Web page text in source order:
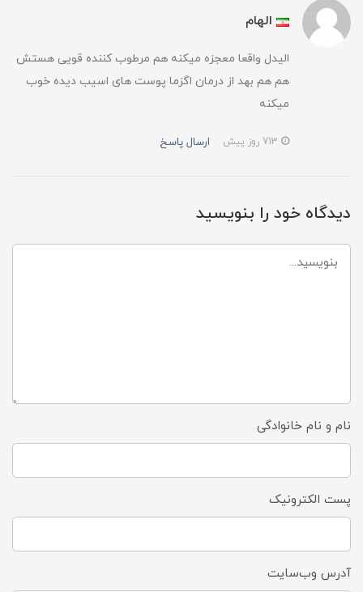
الهام
الیدل واقعا معجزه میکنه هم مرطوب کننده قویی هستش
هم هم بهد از درمان اگزما پوست های اسیب دیده خوب
میکنه
ارسال پاسخ
دیدگاه خود را بنویسید
نام و نام خانوادگی
پست الکترونیک
آدرس وب‌سایت